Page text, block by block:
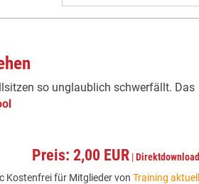
so unglaublich schwerfällt. Das
Preis: 2,00 EUR |Direktdownload
Kostenfrei für Mitglieder von Training aktuell